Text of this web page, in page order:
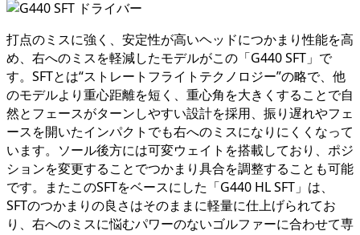
打点のミスに強く、安定性が高いヘッドにつかまり性能を高
め、右へのミスを軽減したモデルがこの「G440 SFT」で
す。SFTとは“ストレートフライトテクノロジー”の略で、他
のモデルより重心距離を短く、重心角を大きくすることで自
然とフェースがターンしやすい設計を採用、振り遅れやフェ
ースを開いたインパクトでも右へのミスになりにくくなって
います。ソール後方には可変ウェイトを搭載しており、ポジ
ションを変更することでつかまり具合を調整することも可能
です。またこのSFTをベースにした「G440 HL SFT」は、
SFTのつかまりの良さはそのままに軽量に仕上げられてお
り、右へのミスに悩むパワーのないゴルファーに合わせて専